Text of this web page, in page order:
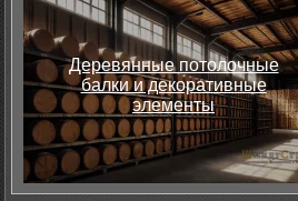
Деревянные потолочные
балки и декоративные
элементы